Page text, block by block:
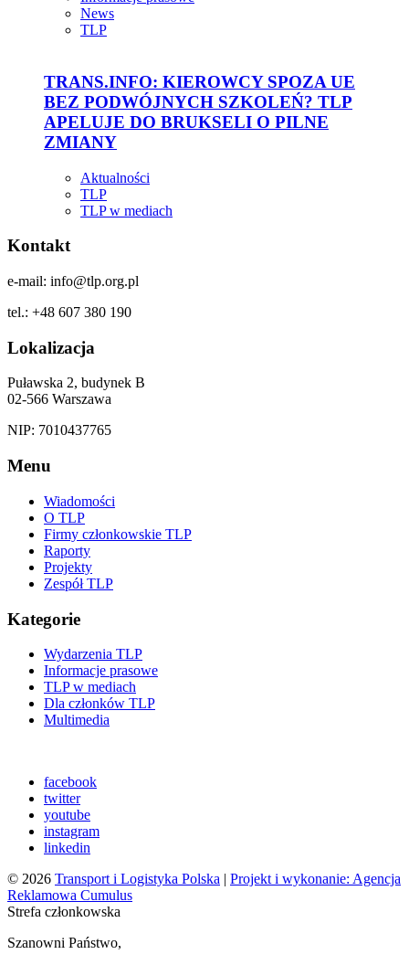
News
TLP
TRANS.INFO: KIEROWCY SPOZA UE
BEZ PODWÓJNYCH SZKOLEŃ? TLP
APELUJE DO BRUKSELI O PILNE
ZMIANY
Aktualności
TLP
TLP w mediach
Kontakt
e-mail: info@tlp.org.pl
tel.: +48 607 380 190
Lokalizacja
Puławska 2, budynek B
02-566 Warszawa
NIP: 7010437765
Menu
Wiadomości
O TLP
Firmy członkowskie TLP
Raporty
Projekty
Zespół TLP
Kategorie
Wydarzenia TLP
Informacje prasowe
TLP w mediach
Dla członków TLP
Multimedia
facebook
twitter
youtube
instagram
linkedin
© 2026 Transport i Logistyka Polska | Projekt i wykonanie: Agencja
Reklamowa Cumulus
Strefa członkowska
Szanowni Państwo,